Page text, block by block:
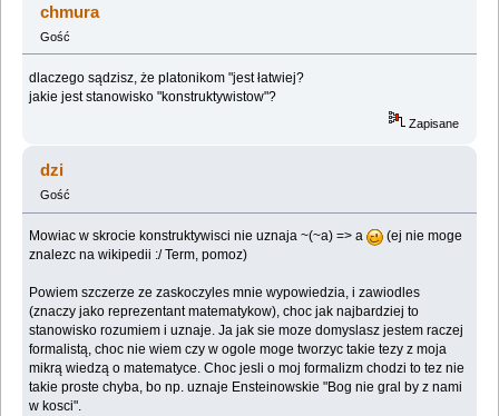
chmura
Gość
dlaczego sądzisz, że platonikom "jest łatwiej?
jakie jest stanowisko "konstruktywistow"?
Zapisane
dzi
Gość
Mowiac w skrocie konstruktywisci nie uznaja ~(~a) => a
(ej nie moge
znalezc na wikipedii :/ Term, pomoz)
Powiem szczerze ze zaskoczyles mnie wypowiedzia, i zawiodles
(znaczy jako reprezentant matematykow), choc jak najbardziej to
stanowisko rozumiem i uznaje. Ja jak sie moze domyslasz jestem raczej
formalistą, choc nie wiem czy w ogole moge tworzyc takie tezy z moja
mikrą wiedzą o matematyce. Choc jesli o moj formalizm chodzi to tez nie
takie proste chyba, bo np. uznaje Ensteinowskie "Bog nie gral by z nami
w kosci".